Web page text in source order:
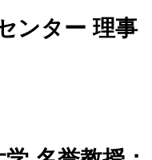
ンター 理事